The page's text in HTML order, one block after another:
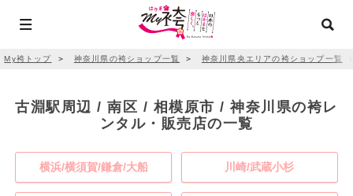
My袴トップ ＞ 神奈川県の袴ショップ一覧 ＞ 神奈川県央エリアの袴ショップ一覧
古淵駅周辺 / 南区 / 相模原市 / 神奈川県の袴レ
ンタル・販売店の一覧
横浜/横須賀/鎌倉/大船 川崎/武蔵小杉